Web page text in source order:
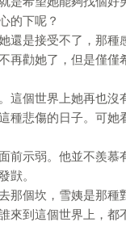
的下呢？
還是接受不了，那
再勸她了，但是僅
這個世界上她再也
種悲傷的日子。可
前示弱。他並不羨
獃。
個坎，雪姨是那種
來到這個世界上，都